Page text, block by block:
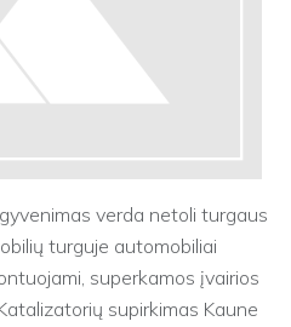
verda netoli turgaus
turguje automobiliai
superkamos įvairios
supirkimas Kaune